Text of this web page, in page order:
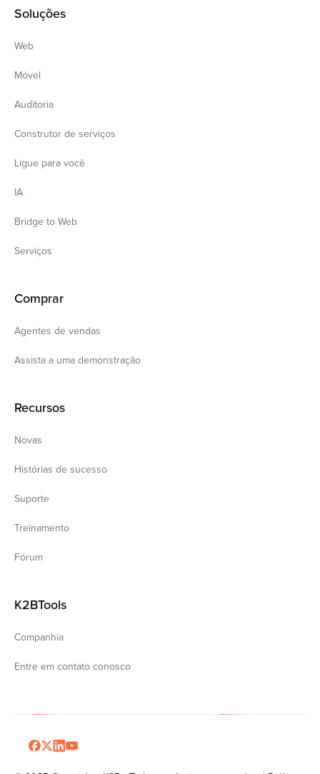
Soluções
Web
Móvel
Auditoria
Construtor de serviços
Ligue para você
IA
Bridge to Web
Serviços
Comprar
Agentes de vendas
Assista a uma demonstração
Recursos
Novas
Histórias de sucesso
Suporte
Treinamento
Fórum
K2BTools
Companhia
Entre em contato conosco